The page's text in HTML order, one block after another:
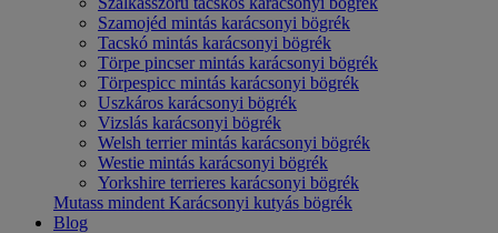
Szamojéd mintás karácsonyi bögrék
Tacskó mintás karácsonyi bögrék
Törpe pincser mintás karácsonyi bögrék
Törpespicc mintás karácsonyi bögrék
Uszkáros karácsonyi bögrék
Vizslás karácsonyi bögrék
Welsh terrier mintás karácsonyi bögrék
Westie mintás karácsonyi bögrék
Yorkshire terrieres karácsonyi bögrék
Mutass mindent Karácsonyi kutyás bögrék
Blog